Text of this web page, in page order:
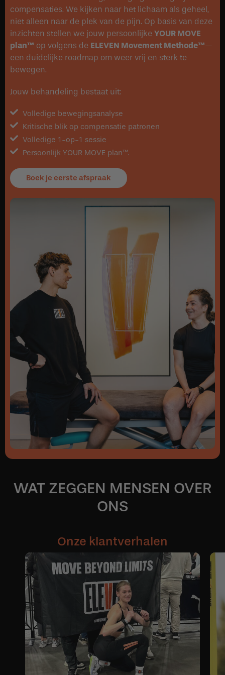
compensaties. We kijken naar het lichaam als geheel,
niet alleen naar de plek van de pijn. Op basis van deze
inzichten stellen we jouw persoonlijke YOUR MOVE
plan™ op volgens de ELEVEN Movement Methode™—
een duidelijke roadmap om weer vrij en sterk te
bewegen.
Jouw behandeling bestaat uit:
Volledige bewegingsanalyse
Kritische blik op compensatie patronen
Volledige 1-op-1 sessie
Persoonlijk YOUR MOVE plan™.
Boek je eerste afspraak
WAT ZEGGEN MENSEN OVER
ONS
Onze klantverhalen